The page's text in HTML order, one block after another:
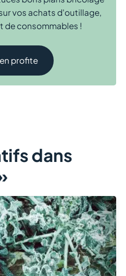
vos achats d'outillage,
de consommables !
profite
dans